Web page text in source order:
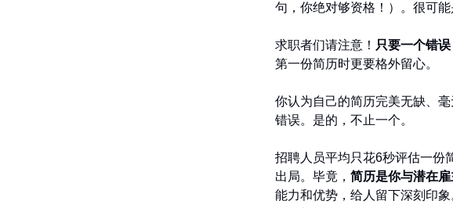
句，你绝对够资格！）。很可
求职者们请注意！ 只要一个错
第一份简历时更要格外留心。
你认为自己的简历完美无缺、
错误。是的，不止一个。
招聘人员平均只花6秒评估一份
出局。毕竟， 简历是你与潜在
能力和优势，给人留下深刻印